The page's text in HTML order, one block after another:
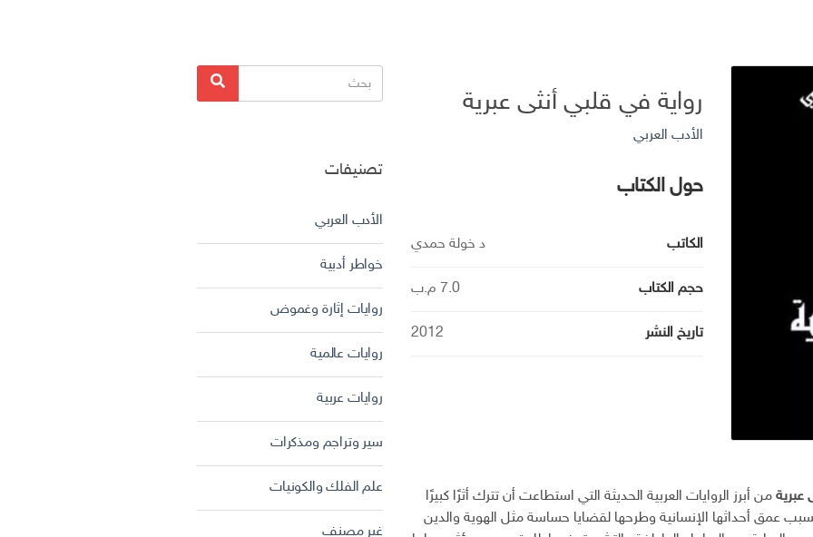
رواية في قلبي أنثى عبرية
الأدب العربي
حول الكتاب
الكاتب د خولة حمدي
حجم الكتاب 7.0 م.ب
تاريخ النشر 2012
عبرية من أبرز الروايات العربية الحديثة التي استطاعت أن تترك أثرًا كبيرًا
عمق أحداثها الإنسانية وطرحها لقضايا حساسة مثل الهوية والدين
البحث
عن:
بحث
تصنيفات
الأدب العربي
خواطر أدبية
روايات إثارة وغموض
روايات عالمية
روايات عربية
سير وتراجم ومذكرات
علم الفلك والكونيات
غير مصنف